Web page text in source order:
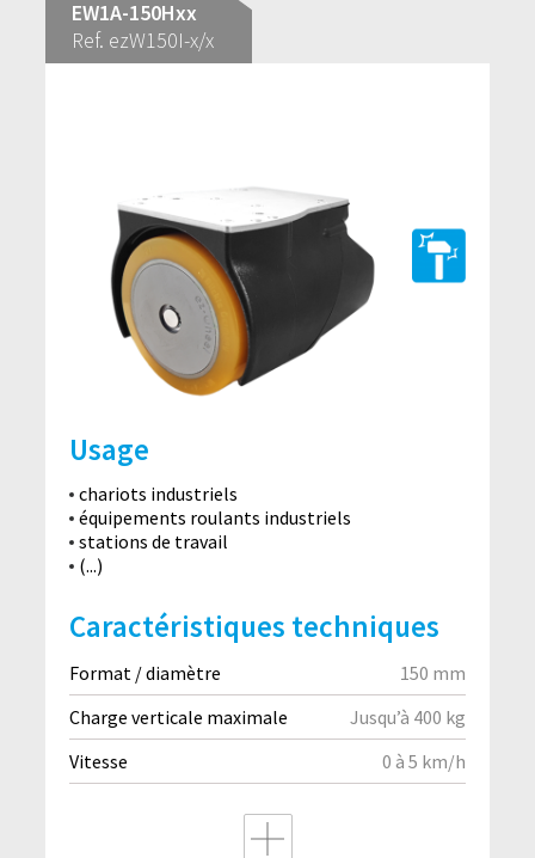
EW1A-150Hxx
Ref. ezW150I-x/x
Usage
chariots industriels
équipements roulants industriels
stations de travail
(...)
Caractéristiques techniques
Format / diamètre
150 mm
Charge verticale maximale
Jusqu’à 400 kg
Vitesse
0 à 5 km/h